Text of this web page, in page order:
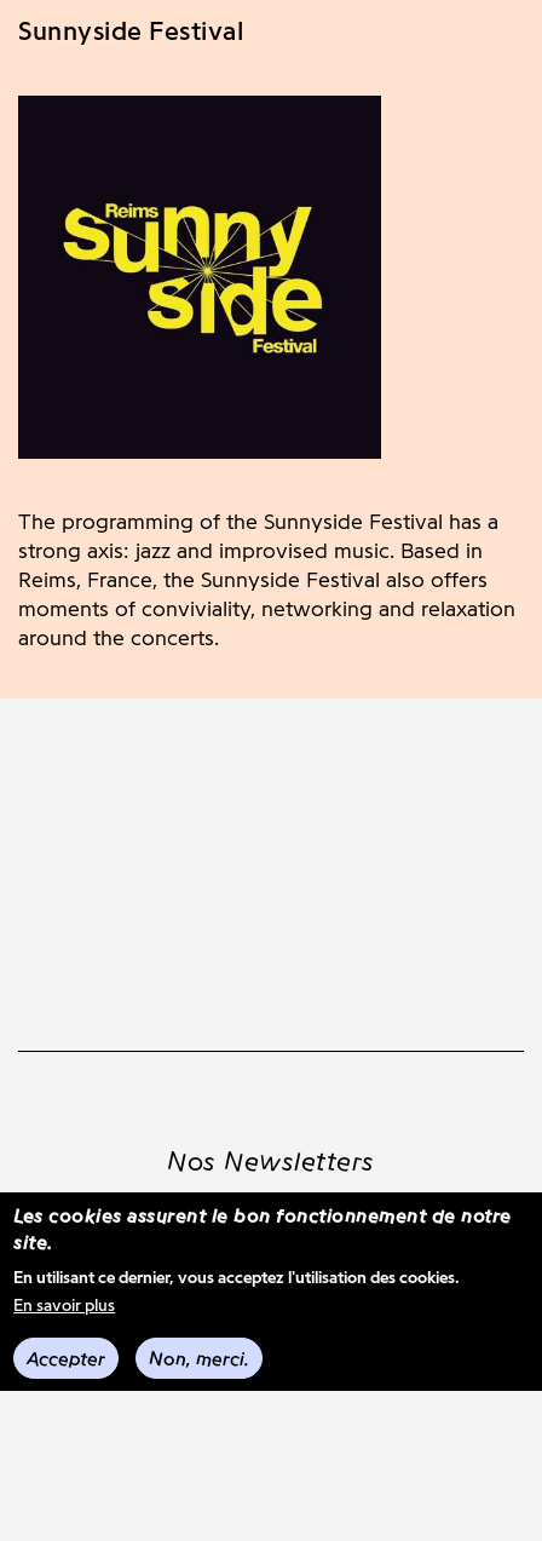
Sunnyside Festival
The programming of the Sunnyside Festival has a
strong axis: jazz and improvised music. Based in
Reims, France, the Sunnyside Festival also offers
moments of conviviality, networking and relaxation
around the concerts.
Nos Newsletters
Voir les derniers envois
Les cookies assurent le bon fonctionnement de notre
site.
En utilisant ce dernier, vous acceptez l'utilisation des cookies.
En savoir plus
Accepter Non, merci.